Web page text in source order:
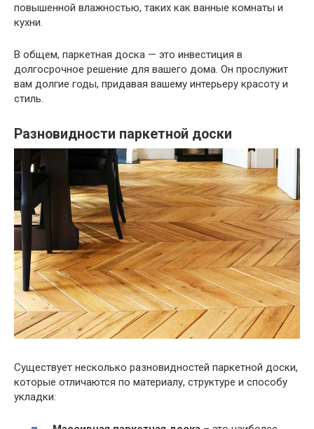
повышенной влажностью, таких как ванные комнаты и
кухни.
В общем, паркетная доска — это инвестиция в
долгосрочное решение для вашего дома. Он прослужит
вам долгие годы, придавая вашему интерьеру красоту и
стиль.
Разновидности паркетной доски
Существует несколько разновидностей паркетной доски,
которые отличаются по материалу, структуре и способу
укладки: